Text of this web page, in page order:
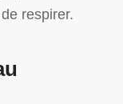
respirer.